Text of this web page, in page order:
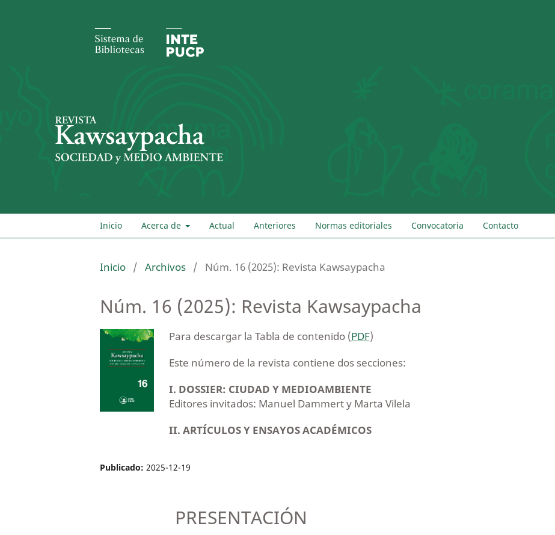
Inicio Acerca de Actual Anteriores Normas editoriales Convocatoria Contacto
Inicio / Archivos / Núm. 16 (2025): Revista Kawsaypacha
Núm. 16 (2025): Revista Kawsaypacha
Para descargar la Tabla de contenido (PDF)
Este número de la revista contiene dos secciones:
I. DOSSIER: CIUDAD Y MEDIOAMBIENTE
Editores invitados: Manuel Dammert y Marta Vilela
II. ARTÍCULOS Y ENSAYOS ACADÉMICOS
Publicado: 2025-12-19
PRESENTACIÓN